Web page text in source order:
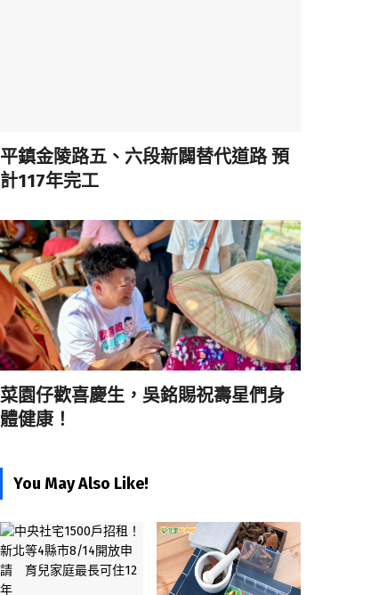
平鎮金陵路五、六段新闢替代道路 預
計117年完工
菜園仔歡喜慶生，吳銘賜祝壽星們身
體健康！
You May Also Like!